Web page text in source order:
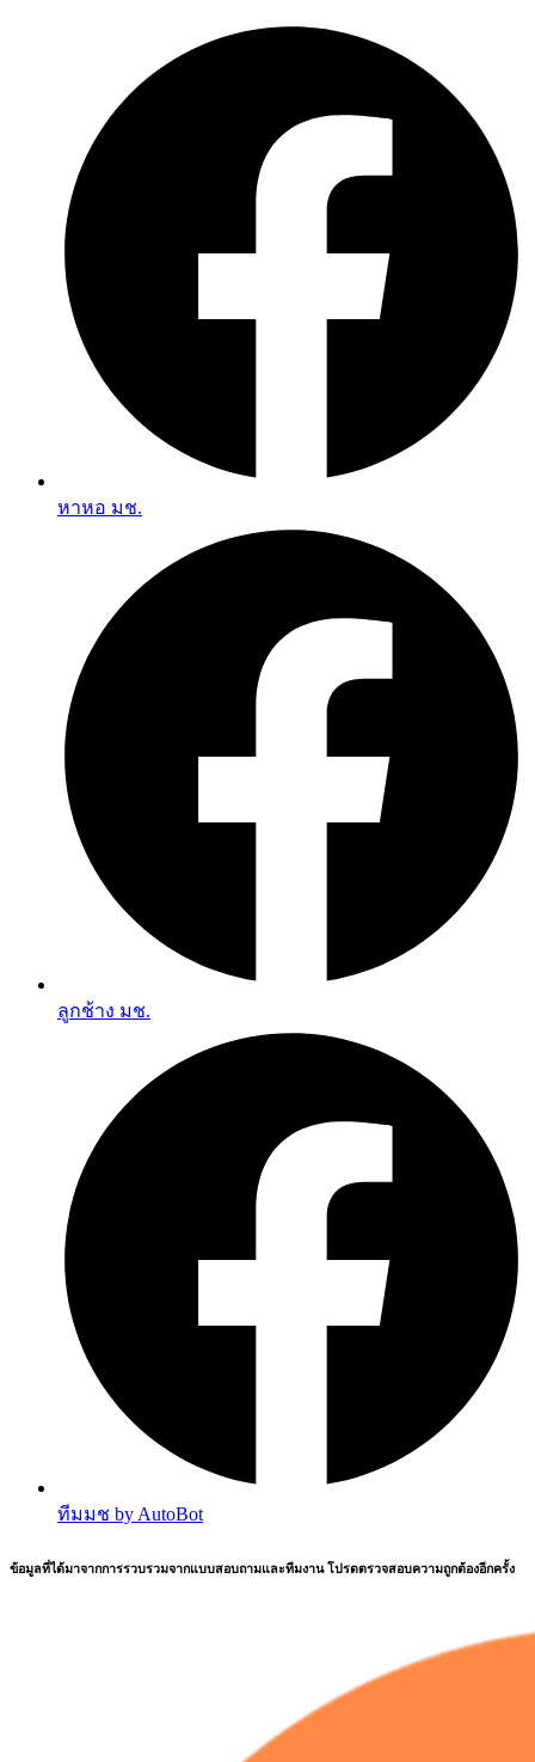
หาหอ มช.
ลูกช้าง มช.
ทีมมช by AutoBot
ข้อมูลที่ได้มาจากการรวบรวมจากแบบสอบถามและทีมงาน โปรดตรวจสอบความถูกต้องอีกครั้ง